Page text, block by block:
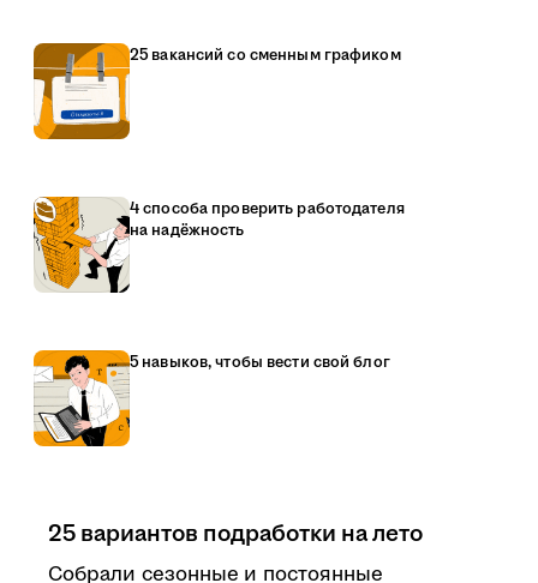
25 вакансий со сменным графиком
4 способа проверить работодателя
на надёжность
5 навыков, чтобы вести свой блог
25 вариантов подработки на лето
Собрали сезонные и постоянные